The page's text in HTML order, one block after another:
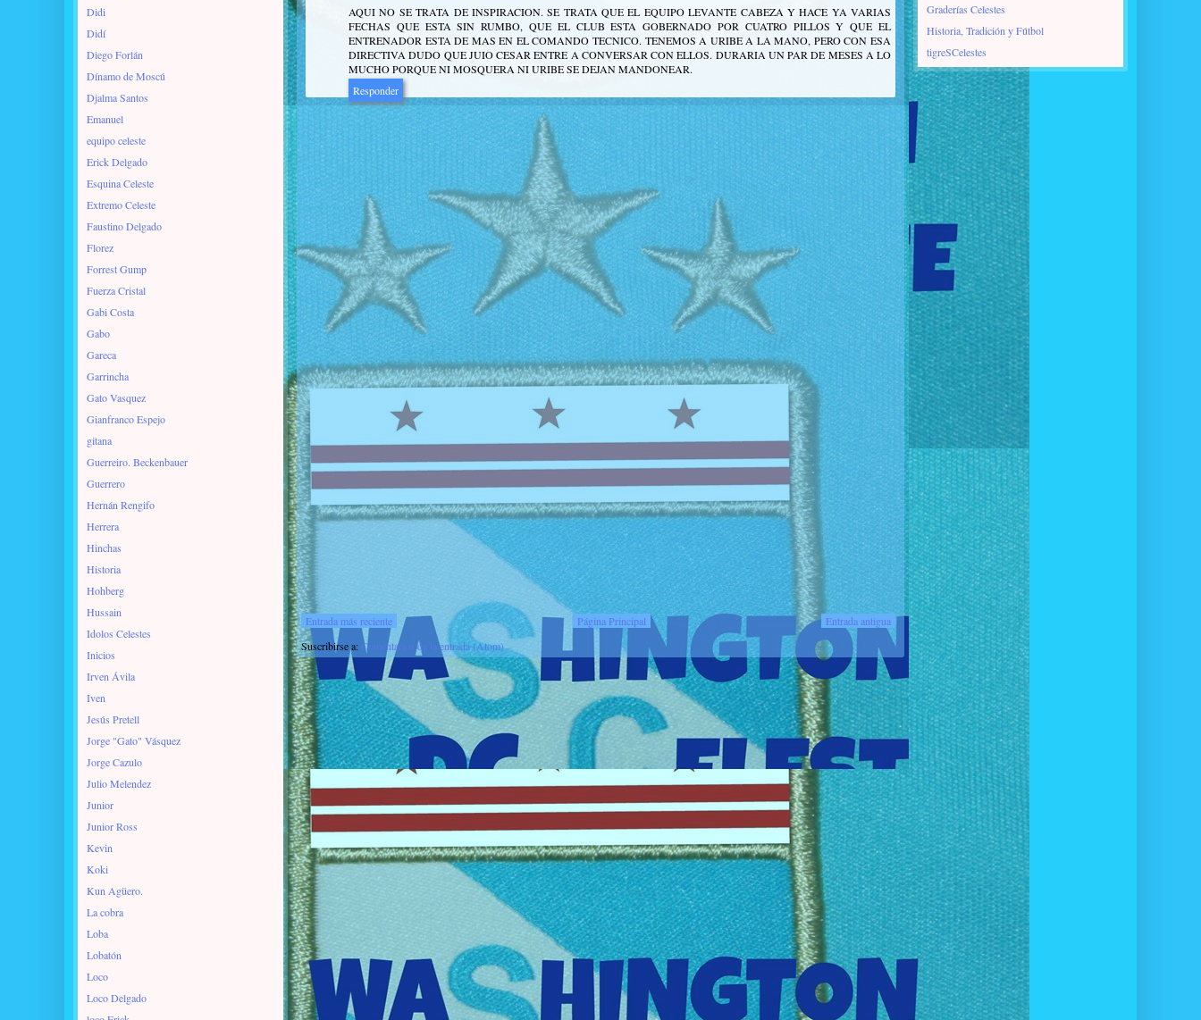
AQUI NO SE TRATA DE INSPIRACION. SE TRATA QUE EL EQUIPO LEVANTE CABEZA Y HACE YA VARIAS
FECHAS QUE ESTA SIN RUMBO, QUE EL CLUB ESTA GOBERNADO POR CUATRO PILLOS Y QUE EL
ENTRENADOR ESTA DE MAS EN EL COMANDO TECNICO. TENEMOS A URIBE A LA MANO, PERO CON ESA
DIRECTIVA DUDO QUE JUIO CESAR ENTRE A CONVERSAR CON ELLOS. DURARIA UN PAR DE MESES A LO
MUCHO PORQUE NI MOSQUERA NI URIBE SE DEJAN MANDONEAR.
Responder
Entrada más reciente Entrada antigua
Página Principal
Suscribirse a: Comentarios de la entrada (Atom)
Didi
Didí
Diego Forlán
Dínamo de Moscú
Djalma Santos
Emanuel
equipo celeste
Erick Delgado
Esquina Celeste
Extremo Celeste
Faustino Delgado
Florez
Forrest Gump
Fuerza Cristal
Gabi Costa
Gabo
Gareca
Garrincha
Gato Vasquez
Gianfranco Espejo
gitana
Guerreiro. Beckenbauer
Guerrero
Hernán Rengifo
Herrera
Hinchas
Historia
Hohberg
Hussain
Idolos Celestes
Inicios
Irven Ávila
Iven
Jesús Pretell
Jorge "Gato" Vásquez
Jorge Cazulo
Julio Melendez
Junior
Junior Ross
Kevin
Koki
Kun Agüero.
La cobra
Loba
Lobatón
Loco
Loco Delgado
Graderías Celestes
Historia, Tradición y Fútbol
tigreSCelestes